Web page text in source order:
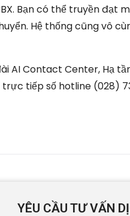
Bạn có thể truyền đạt
Hệ thống cũng vô
AI Contact Center, Hạ
trực tiếp số hotline (028)
YÊU CẦU TƯ VẤN